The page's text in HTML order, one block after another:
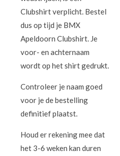
Clubshirt verplicht. Bestel
dus op tijd je BMX
Apeldoorn Clubshirt. Je
voor- en achternaam
wordt op het shirt gedrukt.
Controleer je naam goed
voor je de bestelling
definitief plaatst.
Houd er rekening mee dat
het 3-6 weken kan duren